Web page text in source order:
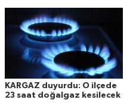
KARGAZ duyurdu: O ilçede
23 saat doğalgaz kesilecek